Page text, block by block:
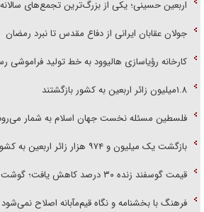
اربعین حسینی؛ یکی از بزرگ‌ترین تجمع‌های
جولان عقابان ایرانی از دفاع مقدس تا نبرد رمضان
کارخانه رؤیاسازی هالیوود به خط تولید فراموشی
۱.۸میلیون زائر اربعین به کشور بازگشتند
فلسطین مسئله نخست جهان اسلام به شمار
بازگشت یک میلیون و ۹۷۴ هزار زائر اربعین به کشور
قیمت گوسفند زنده ۳۰ درصد کاهش یافت؛ گوشت ارزان نشد
فرهنگ با بخشنامه و نگاه قیم‌مآبانه اصلاح نمی‌شود